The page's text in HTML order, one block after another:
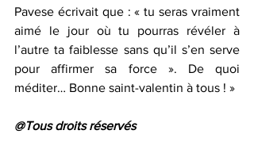
Pavese écrivait que : « tu seras vraiment
aimé le jour où tu pourras révéler à
l’autre ta faiblesse sans qu’il s’en serve
pour affirmer sa force ». De quoi
méditer… Bonne saint-valentin à tous ! »
@Tous droits réservés